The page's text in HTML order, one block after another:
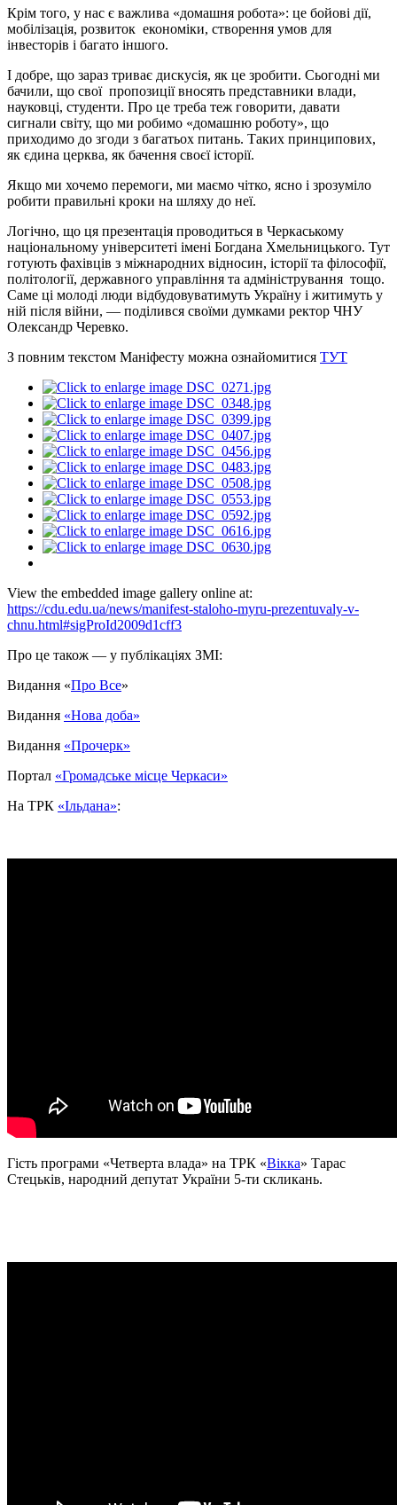
Крім того, у нас є важлива «домашня робота»: це бойові дії,
мобілізація, розвиток економіки, створення умов для
інвесторів і багато іншого.
І добре, що зараз триває дискусія, як це зробити. Сьогодні ми
бачили, що свої пропозиції вносять представники влади,
науковці, студенти. Про це треба теж говорити, давати
сигнали світу, що ми робимо «домашню роботу», що
приходимо до згоди з багатьох питань. Таких принципових,
як єдина церква, як бачення своєї історії.
Якщо ми хочемо перемоги, ми маємо чітко, ясно і зрозуміло
робити правильні кроки на шляху до неї.
Логічно, що ця презентація проводиться в Черкаському
національному університеті імені Богдана Хмельницького. Тут
готують фахівців з міжнародних відносин, історії та філософії,
політології, державного управління та адміністрування тощо.
Саме ці молоді люди відбудовуватимуть Україну і житимуть у
ній після війни, — поділився своїми думками ректор ЧНУ
Олександр Черевко.
З повним текстом Маніфесту можна ознайомитися ТУТ
View the embedded image gallery online at:
https://cdu.edu.ua/news/manifest-staloho-myru-prezentuvaly-v-
chnu.html#sigProId2009d1cff3
Про це також — у публікаціях ЗМІ:
Видання «Про Все»
Видання «Нова доба»
Видання «Прочерк»
Портал «Громадське місце Черкаси»
На ТРК «Ільдана»:
Гість програми «Четверта влада» на ТРК «Вікка» Тарас
Стецьків, народний депутат України 5-ти скликань.